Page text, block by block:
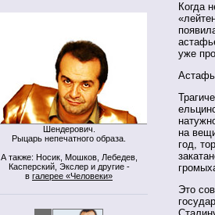
Шендерович.
Рыцарь непечатного образа.
А также: Носик, Мошков, Лебедев,
Касперский, Экслер и другие -
в галерее «Человеки»
Когда
уже
на
год,
Это